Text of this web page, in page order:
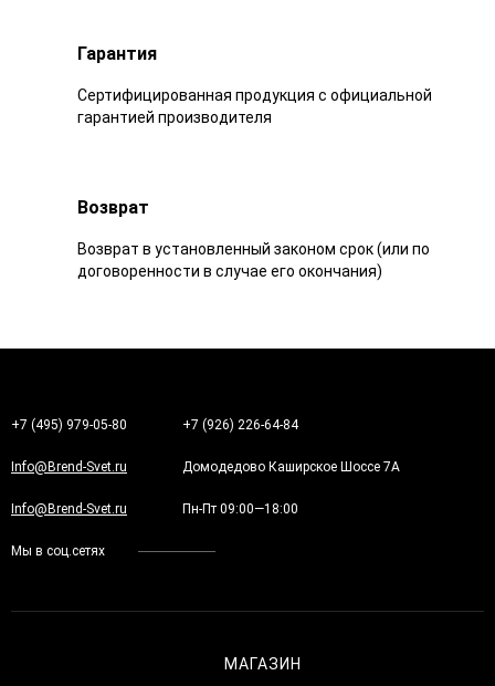
Гарантия
Сертифицированная продукция с официальной
гарантией производителя
Возврат
Возврат в установленный законом срок (или по
договоренности в случае его окончания)
+7 (495) 979-05-80 +7 (926) 226-64-84
Info@Brend-Svet.ru Домодедово Каширское Шоссе 7А
Info@Brend-Svet.ru Пн-Пт 09:00—18:00
Мы в соц.сетях
МАГАЗИН